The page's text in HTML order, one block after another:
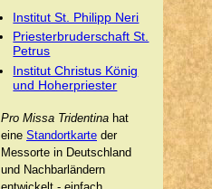
Institut St. Philipp Neri
Priesterbruderschaft St.
Petrus
Institut Christus König
und Hoherpriester
Pro Missa Tridentina hat
eine Standortkarte der
Messorte in Deutschland
und Nachbarländern